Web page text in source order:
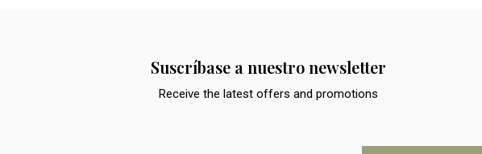
Suscríbase a nuestro newsletter
Receive the latest offers and promotions